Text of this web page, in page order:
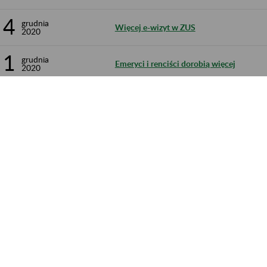
4
grudnia
2020
Więcej e-wizyt w ZUS
1
grudnia
2020
Emeryci i renciści dorobią więcej